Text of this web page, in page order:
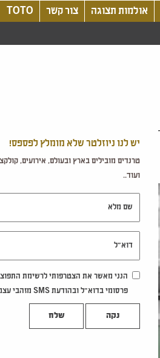
אולמות תצוגה צור קשר TOTO
יש לנו ניוזלטר שלא מומלץ לפספס!
טרנדים מובילים בארץ ובעולם, אירועים,
ועוד..
הנני מאשר את הצטרפותי לרשימת
פרסומי בדוא"ל ובהודעת SMS מזהבי עצמון
נקה